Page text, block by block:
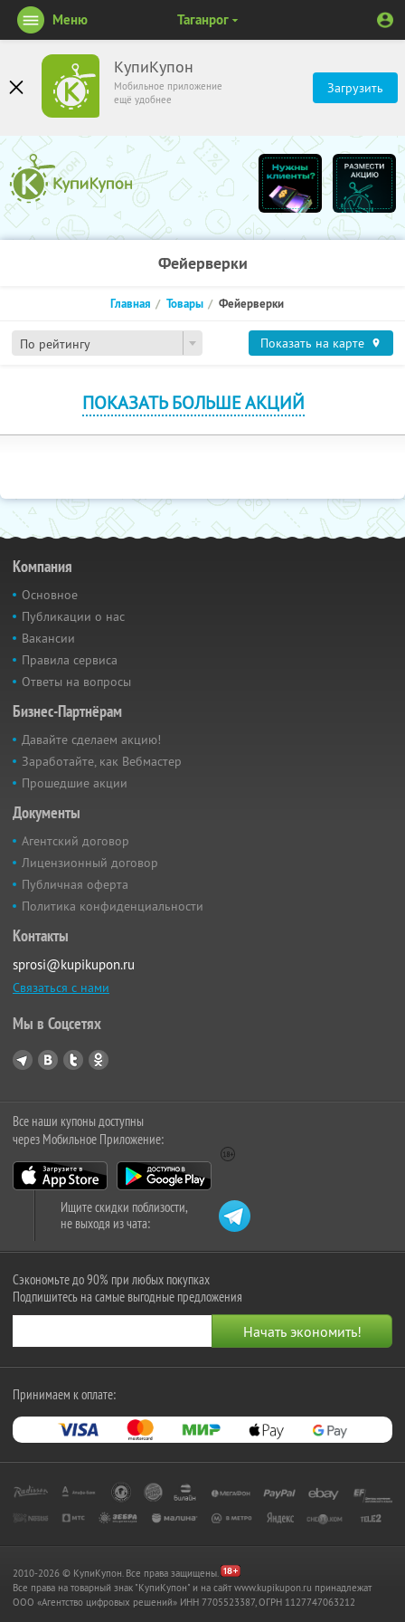
КупиКупон
Мобильное приложение
ещё удобнее
Загрузить
Меню Таганрог
Фейерверки
По рейтингу
Главная Товары Фейерверки
Показать на карте
ПОКАЗАТЬ БОЛЬШЕ АКЦИЙ
Компания
Основное
Публикации о нас
Вакансии
Правила сервиса
Ответы на вопросы
Бизнес-Партнёрам
Давайте сделаем акцию!
Заработайте, как Вебмастер
Прошедшие акции
Документы
Агентский договор
Лицензионный договор
Публичная оферта
Политика конфиденциальности
Контакты
sprosi@kupikupon.ru
Связаться с нами
Мы в Соцсетях
Все наши купоны доступны
через Мобильное Приложение:
Ищите скидки поблизости,
не выходя из чата:
Сэкономьте до 90% при любых покупках
Подпишитесь на самые выгодные предложения
Принимаем к оплате:
2010-2026 © КупиКупон. Все права защищены.
Все права на товарный знак "КупиКупон" и на сайт www.kupikupon.ru принадлежат
OOO «Агентство цифровых решений» ИНН 7705523387, ОГРН 1127747063212